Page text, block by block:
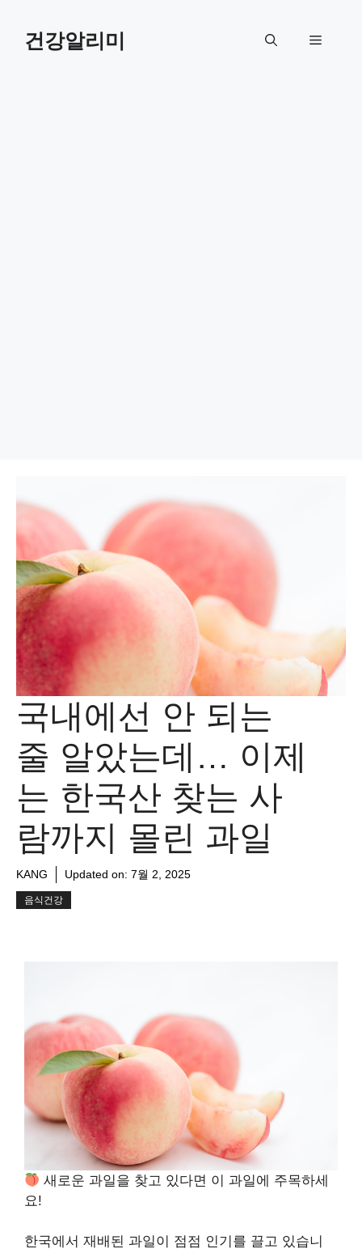
건강알리미 메
국내에선 안 되는
줄 알았는데… 이제
는 한국산 찾는 사
람까지 몰린 과일
KANG Updated on: 7월 2, 2025
음식건강
새로운 과일을 찾고 있다면 이 과일에 주목하세
요!
한국에서 재배된 과일이 점점 인기를 끌고 있습니